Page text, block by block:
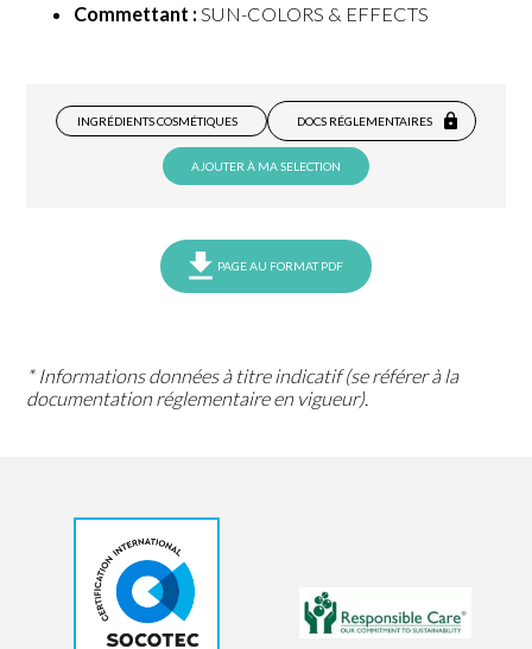
Commettant : SUN-COLORS & EFFECTS
INGRÉDIENTS COSMÉTIQUES DOCS RÉGLEMENTAIRES
AJOUTER À MA SELECTION
PAGE AU FORMAT PDF
* Informations données à titre indicatif (se référer à la
documentation réglementaire en vigueur).